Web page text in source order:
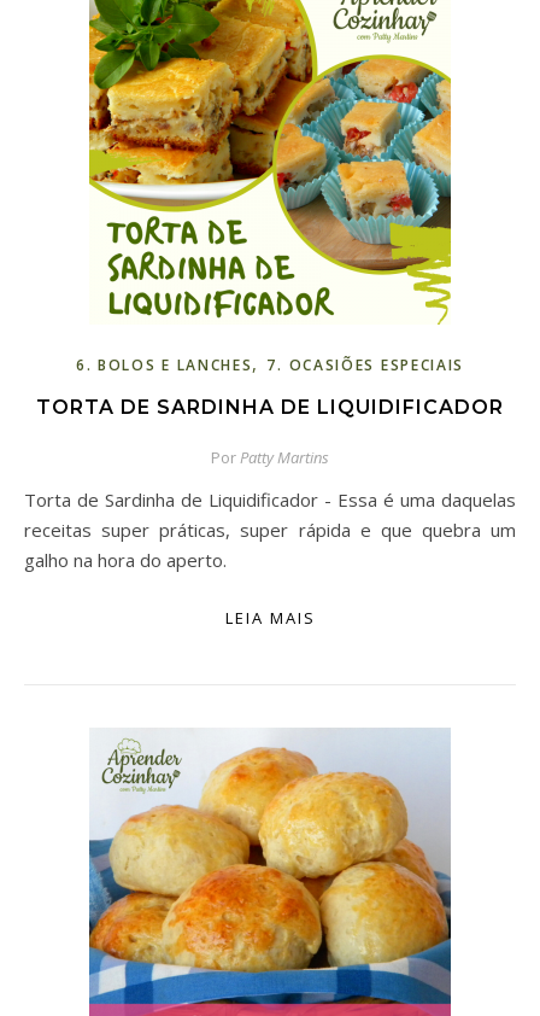
6. BOLOS E LANCHES, 7. OCASIÕES ESPECIAIS
TORTA DE SARDINHA DE LIQUIDIFICADOR
PorPatty Martins
Torta de Sardinha de Liquidificador - Essa é uma daquelas
receitas super práticas, super rápida e que quebra um
galho na hora do aperto.
LEIA MAIS